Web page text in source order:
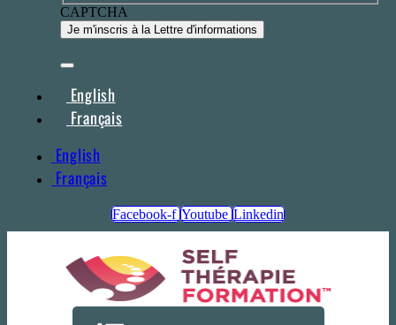
CAPTCHA
English
Français
English
Français
Facebook-f Youtube Linkedin